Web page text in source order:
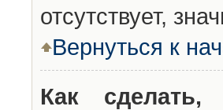
отсутствует,
Вернуться к
Как